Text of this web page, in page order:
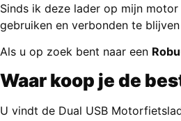
Sinds ik deze lader op mijn
gebruiken en verbonden te
Als u op zoek bent naar een
Waar koop je de
U vindt de Dual USB